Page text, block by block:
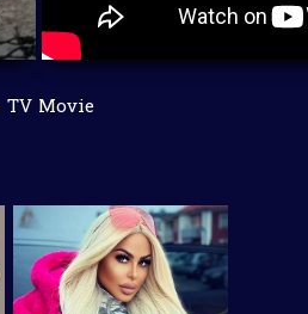
TV Movie